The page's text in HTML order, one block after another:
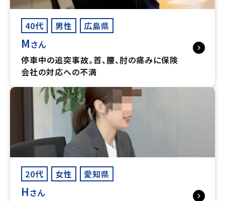
40代 男性 広島県
Mさん
停車中の追突事故。首、腰、肘の痛みに保険
会社の対応への不満
20代 女性 愛知県
Hさん